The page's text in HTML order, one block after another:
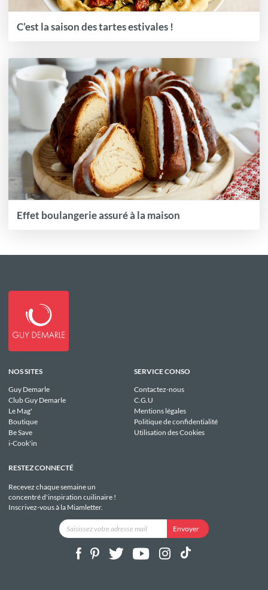
C’est la saison des tartes estivales !
Effet boulangerie assuré à la maison
NOS SITES
Guy Demarle
Club Guy Demarle
Le Mag'
Boutique
Be Save
i-Cook'in
SERVICE CONSO
Contactez-nous
C.G.U
Mentions légales
Politique de confidentialité
Utilisation des Cookies
RESTEZ CONNECTÉ
Recevez chaque semaine un
concentré d'inspiration cuilinaire !
Inscrivez-vous à la Miamletter.